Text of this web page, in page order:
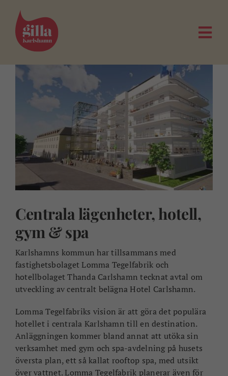
innehållet
Centrala lägenheter, hotell,
gym & spa
Karlshamns kommun har tillsammans med
fastighetsbolaget Lomma Tegelfabrik och
hotellbolaget Thanda Carlshamn tecknat avtal om
utveckling av centralt belägna Hotel Carlshamn.
Lomma Tegelfabriks vision är att göra det populära
hotellet i centrala Karlshamn till en destination.
Anläggningen kommer bland annat att utöka sin
verksamhet med gym och spa-avdelning på husets
översta plan, ett så kallat rooftop spa, med utsikt
över vattnet. Lomma Tegelfabrik planerar även för